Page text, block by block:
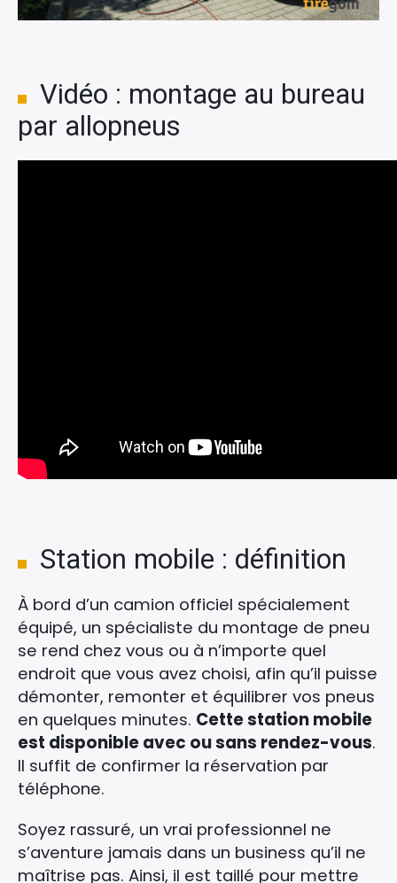
Vidéo : montage au bureau
par allopneus
Station mobile : définition
À bord d’un camion officiel spécialement
équipé, un spécialiste du montage de pneu
se rend chez vous ou à n’importe quel
endroit que vous avez choisi, afin qu’il puisse
démonter, remonter et équilibrer vos pneus
en quelques minutes. Cette station mobile
est disponible avec ou sans rendez-vous.
Il suffit de confirmer la réservation par
téléphone.
Soyez rassuré, un vrai professionnel ne
s’aventure jamais dans un business qu’il ne
maîtrise pas. Ainsi, il est taillé pour mettre